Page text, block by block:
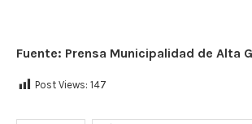
Fuente: Prensa Municipalidad de Alta
Post Views: 147